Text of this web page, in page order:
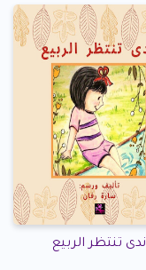
ندى تنتظر الربيع